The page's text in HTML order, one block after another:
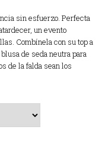
sin esfuerzo. Perfecta
un evento
Combínela con su top a
de seda neutra para
de la falda sean los